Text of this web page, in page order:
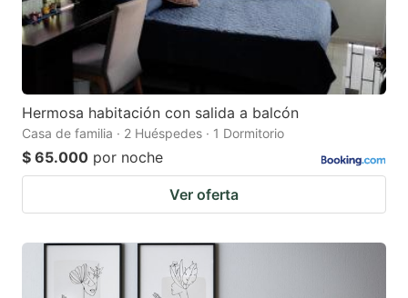
Hermosa habitación con salida a balcón
Casa de familia · 2 Huéspedes · 1 Dormitorio
$ 65.000 por noche
Ver oferta